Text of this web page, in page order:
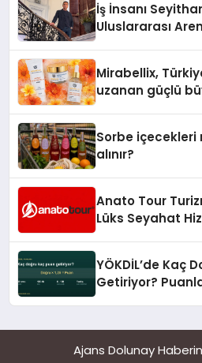
İş İnsanı
Uluslararası
Mirabellix,
uzanan güçlü
Sorbe içecekleri
alınır?
Anato Tour
Lüks Seyahat
YÖKDİL’de Kaç
Getiriyor?
Ajans Dolunay